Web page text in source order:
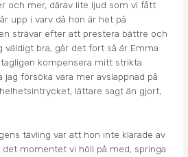
och mer, därav lite ljud som vi fått
upp i varv då hon är het på
strävar efter att prestera bättre och
väldigt bra, går det fort så är Emma
kompensera mitt strikta
jag försöka vara mer avslappnad på
lättare sagt än gjort,
tävling var att hon inte klarade av
momentet vi höll på med, springa